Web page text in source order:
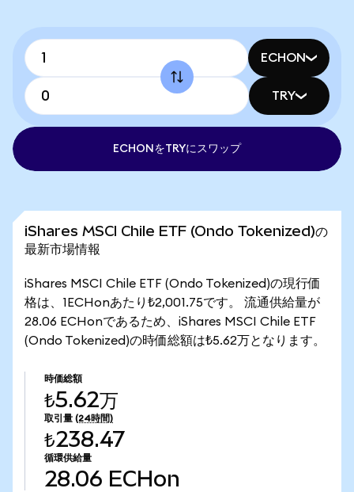
ECHON
TRY
ECHONをTRYにスワップ
iShares MSCI Chile ETF (Ondo Tokenized)の
最新市場情報
iShares MSCI Chile ETF (Ondo Tokenized)の現行価
格は、1ECHonあたり₺2,001.75です。 流通供給量が
28.06 ECHonであるため、iShares MSCI Chile ETF
(Ondo Tokenized)の時価総額は₺5.62万となります。
時価総額
₺5.62万
取引量 (24時間)
₺238.47
循環供給量
28.06 ECHon